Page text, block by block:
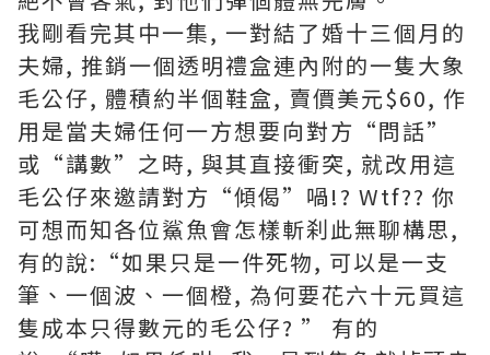
我剛看完其中一集, 一對結了婚十三個月的
夫婦, 推銷一個透明禮盒連內附的一隻大象
毛公仔, 體積約半個鞋盒, 賣價美元$60, 作
用是當夫婦任何一方想要向對方“問話”
或“講數”之時, 與其直接衝突, 就改用這
毛公仔來邀請對方“傾偈”喎!? Wtf?? 你
可想而知各位鯊魚會怎樣斬刹此無聊構思,
有的說:“如果只是一件死物, 可以是一支
筆、一個波、一個橙, 為何要花六十元買這
隻成本只得數元的毛公仔? ” 有的